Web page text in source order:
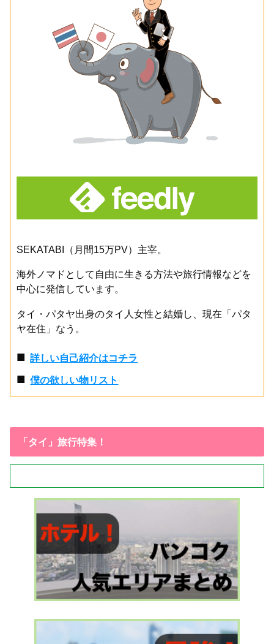
SEKATABI（月間15万PV）主宰。
海外ノマドとして自由に生きる方法や旅行情報などを
中心に発信しています。
タイ・パタヤ出身のタイ人女性と結婚し、現在「パタ
ヤ在住」なう。
■詳しい自己紹介はコチラ
■僕の欲しい物リスト
「タイ」旅行特集！